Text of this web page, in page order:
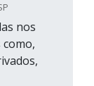
nos